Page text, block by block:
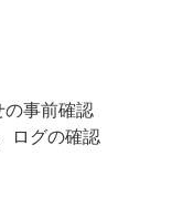
の事前確認
ログの確認